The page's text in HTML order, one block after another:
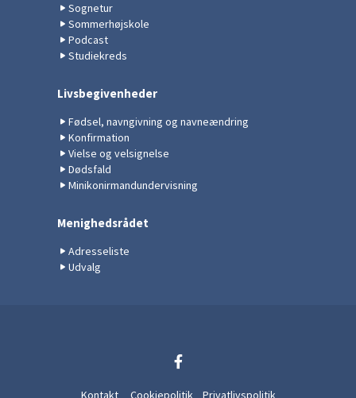
Sognetur
Sommerhøjskole
Podcast
Studiekreds
Livsbegivenheder
Fødsel, navngivning og navneændring
Konfirmation
Vielse og velsignelse
Dødsfald
Minikonirmandundervisning
Menighedsrådet
Adresseliste
Udvalg
Kontakt Cookiepolitik Privatlivspolitik